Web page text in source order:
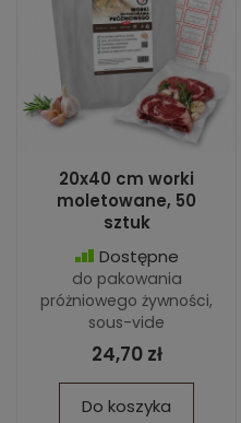
20x40 cm worki
moletowane, 50
sztuk
Dostępne
do pakowania
próżniowego żywności,
sous-vide
24,70 zł
Do koszyka